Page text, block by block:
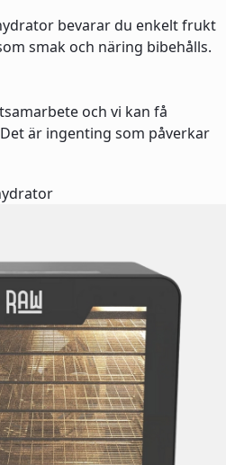
bevarar du enkelt frukt
smak och näring bibehålls.
och vi kan få
är ingenting som påverkar